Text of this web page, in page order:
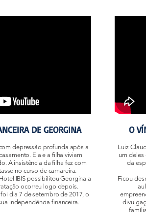
DE GEORGINA
depressão profunda após a
Ela e a filha viviam
A insistência da filha fez com
no curso de camareira.
IBIS possibilitou Georgina a
ocorreu logo depois.
dia 7 de setembro de 2017, o
independência financeira.
O
Luiz
um
da
Ficou